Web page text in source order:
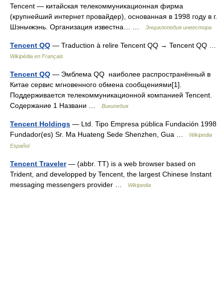
Tencent — китайская телекоммуникационная фирма
(крупнейший интернет провайдер), основанная в 1998 году в г.
Шэньчжэнь. Организация известна… …
Энциклопедия инвестора
Tencent QQ — Traduction à relire Tencent QQ → Tencent QQ …
Wikipédia en Français
Tencent QQ — Эмблема QQ наиболее распространённый в
Китае сервис мгновенного обмена сообщениями[1].
Поддерживается телекоммуникационной компанией Tencent.
Содержание 1 Названи …
Википедия
Tencent Holdings — Ltd. Tipo Empresa pública Fundación 1998
Fundador(es) Sr. Ma Huateng Sede Shenzhen, Gua …
Wikipedia
Español
Tencent Traveler— (abbr. TT) is a web browser based on
Trident, and developped by Tencent, the largest Chinese Instant
messaging messengers provider …
Wikipedia